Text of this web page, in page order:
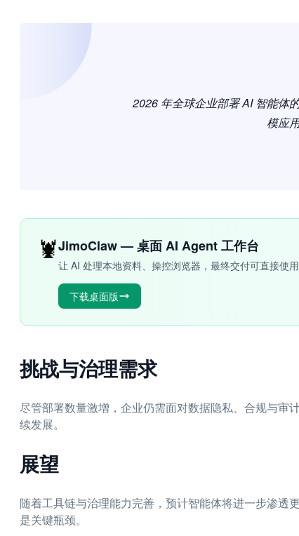
2026 年全球企业部署 AI 智能体
模应
🦞JimoClaw — 桌面 AI Agent 工作台
让 AI 处理本地资料、操控浏览器，最终交付可直接使
下载桌面版
挑战与治理需求
尽管部署数量激增，企业仍需面对数据隐私、合规与审
续发展。
展望
随着工具链与治理能力完善，预计智能体将进一步渗透
是关键瓶颈。